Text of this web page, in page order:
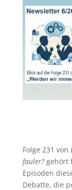
Folge 231 von
fauler? gehört
Episoden
Debatte, die